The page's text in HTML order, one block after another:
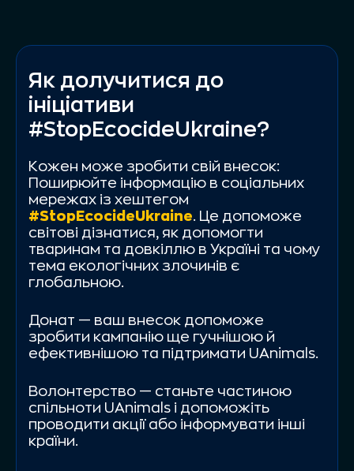
Як долучитися до
ініціативи
#StopEcocideUkraine?
Кожен може зробити свій внесок:
Поширюйте інформацію в соціальних
мережах із хештегом
#StopEcocideUkraine. Це допоможе
світові дізнатися, як допомогти
тваринам та довкіллю в Україні та чому
тема екологічних злочинів є
глобальною.
Донат — ваш внесок допоможе
зробити кампанію ще гучнішою й
ефективнішою та підтримати UAnimals.
Волонтерство — станьте частиною
спільноти UAnimals і допоможіть
проводити акції або інформувати інші
країни.